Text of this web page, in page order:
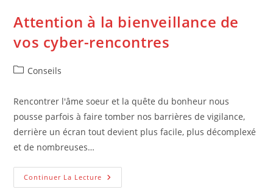
Attention à la bienveillance de
vos cyber-rencontres
PostConseils
Rencontrer l'âme soeur et la quête du bonheur nous
pousse parfois à faire tomber nos barrières de vigilance,
derrière un écran tout devient plus facile, plus décomplexé
et de nombreuses…
Continuer La Lecture Attention
À